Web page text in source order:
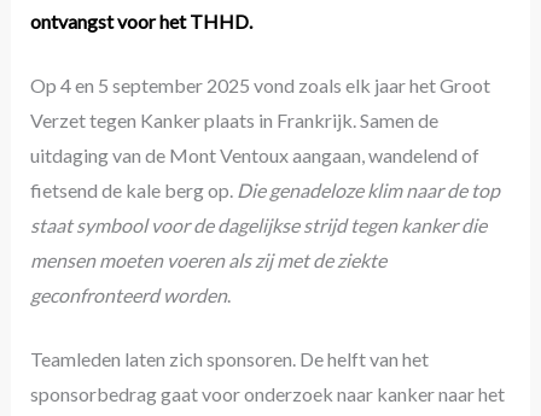
ontvangst voor het THHD.
Op 4 en 5 september 2025 vond zoals elk jaar het Groot
Verzet tegen Kanker plaats in Frankrijk. Samen de
uitdaging van de Mont Ventoux aangaan, wandelend of
fietsend de kale berg op. Die genadeloze klim naar de top
staat symbool voor de dagelijkse strijd tegen kanker die
mensen moeten voeren als zij met de ziekte
geconfronteerd worden.
Teamleden laten zich sponsoren. De helft van het
sponsorbedrag gaat voor onderzoek naar kanker naar het